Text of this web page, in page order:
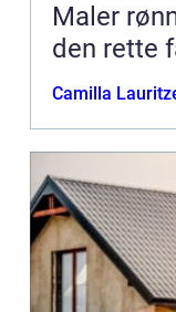
Maler rønne sådan
den rette
Camilla